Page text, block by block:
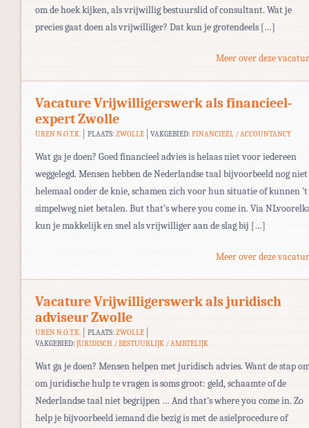
om de hoek kijken, als vrijwillig bestuurslid of consultant. Wat je
precies gaat doen als vrijwilliger? Dat kun je grotendeels […]
Meer over deze
Vacature Vrijwilligerswerk als financieel-
expert Zwolle
UREN N.O.T.K. PLAATS: ZWOLLE VAKGEBIED:FINANCIEEL / ACCOUNTANCY
Wat ga je doen? Goed financieel advies is helaas niet voor iedereen
weggelegd. Mensen hebben de Nederlandse taal bijvoorbeeld nog niet
helemaal onder de knie, schamen zich voor hun situatie of kunnen ’t
simpelweg niet betalen. But that’s where you come in. Via
kun je makkelijk en snel als vrijwilliger aan de slag bij […]
Meer over deze
Vacature Vrijwilligerswerk als juridisch
adviseur Zwolle
UREN N.O.T.K. PLAATS: ZWOLLE
VAKGEBIED: JURIDISCH / BESTUURLIJK / AMBTELIJK
Wat ga je doen? Mensen helpen met juridisch advies. Want de stap
om juridische hulp te vragen is soms groot: geld, schaamte of de
Nederlandse taal niet begrijpen … And that’s where you come in. Zo
help je bijvoorbeeld iemand die bezig is met de asielprocedure of